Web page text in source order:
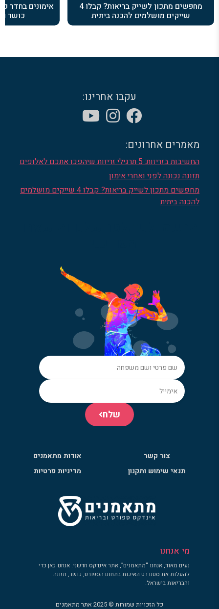
מחפשים מתכון לשייק בריאות? קבלו 4
שייקים מושלמים להכנה ביתית
אימונים בחדר
כושר
עקבו אחרינו:
מאמרים אחרונים:
החשיבות בזריזות: 5 תרגילי זריזות שיהפכו אתכם לאלופים
תזונה נכונה לפני ואחרי אימון
מחפשים מתכון לשייק בריאות? קבלו 4 שייקים מושלמים
להכנה ביתית
שלח
צור קשר
אודות מתאמנים
תנאי שימוש ותקנון
מדיניות פרטיות
מי אנחנו
נעים מאוד, אנחנו “מתאמנים”, אתר אינדקס חדשני. אנחנו כאן כדי
להעלות את סטנדרט האיכות בתחום הספורט, כושר, תזונה
והבריאות בישראל.
כל הזכויות שמורות © 2025 אתר מתאמנים